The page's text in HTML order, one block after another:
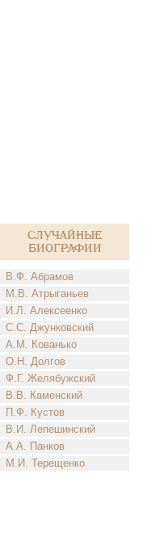
Случайные
биографии
В.Ф. Абрамов
М.В. Атрыганьев
И.Л. Алексеенко
С.С. Джунковский
А.М. Кованько
О.Н. Долгов
Ф.Г. Желябужский
В.В. Каменский
П.Ф. Кустов
В.И. Лепешинский
А.А. Панков
М.И. Терещенко